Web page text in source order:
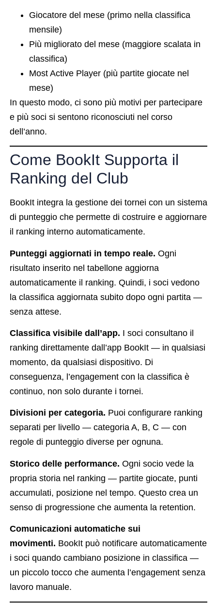
Giocatore del mese (primo nella classifica
mensile)
Più migliorato del mese (maggiore scalata in
classifica)
Most Active Player (più partite giocate nel
mese)
In questo modo, ci sono più motivi per partecipare
e più soci si sentono riconosciuti nel corso
dell’anno.
Come BookIt Supporta il
Ranking del Club
BookIt integra la gestione dei tornei con un sistema
di punteggio che permette di costruire e aggiornare
il ranking interno automaticamente.
Punteggi aggiornati in tempo reale. Ogni
risultato inserito nel tabellone aggiorna
automaticamente il ranking. Quindi, i soci vedono
la classifica aggiornata subito dopo ogni partita —
senza attese.
Classifica visibile dall’app. I soci consultano il
ranking direttamente dall’app BookIt — in qualsiasi
momento, da qualsiasi dispositivo. Di
conseguenza, l’engagement con la classifica è
continuo, non solo durante i tornei.
Divisioni per categoria. Puoi configurare ranking
separati per livello — categoria A, B, C — con
regole di punteggio diverse per ognuna.
Storico delle performance. Ogni socio vede la
propria storia nel ranking — partite giocate, punti
accumulati, posizione nel tempo. Questo crea un
senso di progressione che aumenta la retention.
Comunicazioni automatiche sui
movimenti. BookIt può notificare automaticamente
i soci quando cambiano posizione in classifica —
un piccolo tocco che aumenta l’engagement senza
lavoro manuale.